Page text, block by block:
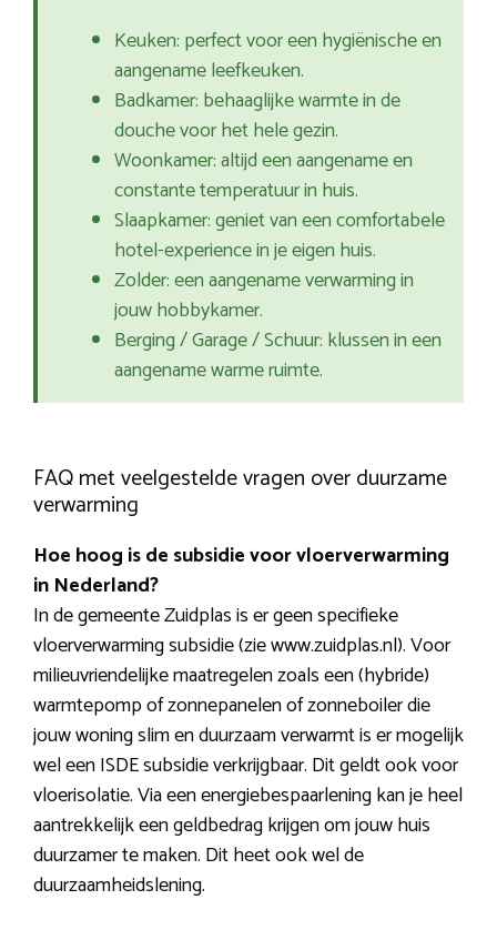
Keuken: perfect voor een hygiënische en
aangename leefkeuken.
Badkamer: behaaglijke warmte in de
douche voor het hele gezin.
Woonkamer: altijd een aangename en
constante temperatuur in huis.
Slaapkamer: geniet van een comfortabele
hotel-experience in je eigen huis.
Zolder: een aangename verwarming in
jouw hobbykamer.
Berging / Garage / Schuur: klussen in een
aangename warme ruimte.
FAQ met veelgestelde vragen over duurzame
verwarming
Hoe hoog is de subsidie voor vloerverwarming
in Nederland?
In de gemeente Zuidplas is er geen specifieke
vloerverwarming subsidie (zie www.zuidplas.nl). Voor
milieuvriendelijke maatregelen zoals een (hybride)
warmtepomp of zonnepanelen of zonneboiler die
jouw woning slim en duurzaam verwarmt is er mogelijk
wel een ISDE subsidie verkrijgbaar. Dit geldt ook voor
vloerisolatie. Via een energiebespaarlening kan je heel
aantrekkelijk een geldbedrag krijgen om jouw huis
duurzamer te maken. Dit heet ook wel de
duurzaamheidslening.